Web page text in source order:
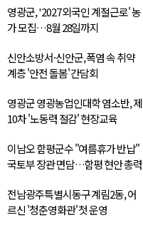
영광군, '2027 외국인 계절근로' 농
가 모집…8월 28일까지
신안소방서·신안군, 폭염 속 취약
계층 '안전 돌봄' 간담회
영광군 영광농업인대학 염소반, 제
10차 '노동력 절감' 현장교육
이남오 함평군수 "여름휴가 반납"
국토부 장관 면담…함평 현안 총력
전남광주특별시동구 계림2동, 어
르신 '청춘영화관' 첫 운영